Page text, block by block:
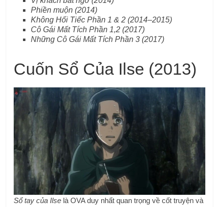
Phiền muộn (2014)
Không Hối Tiếc Phần 1 & 2 (2014–2015)
Cô Gái Mất Tích Phần 1,2 (2017)
Những Cô Gái Mất Tích Phần 3 (2017)
Cuốn Sổ Của Ilse (2013)
Sổ tay của Ilse là OVA duy nhất quan trọng về cốt truyện và